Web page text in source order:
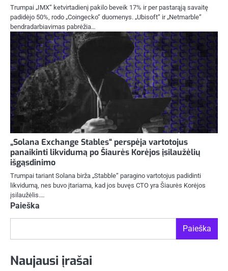
Trumpai „IMX“ ketvirtadienį pakilo beveik 17% ir per pastarąją savaitę
padidėjo 50%, rodo „Coingecko“ duomenys. „Ubisoft“ ir „Netmarble“
bendradarbiavimas pabrėžia…
„Solana Exchange Stables“ perspėja vartotojus
panaikinti likvidumą po Šiaurės Korėjos įsilaužėlių
išgąsdinimo
Trumpai tariant Solana birža „Stabble“ paragino vartotojus padidinti
likvidumą, nes buvo įtariama, kad jos buvęs CTO yra Šiaurės Korėjos
įsilaužėlis.…
Paieška
Paieška
Naujausi įrašai